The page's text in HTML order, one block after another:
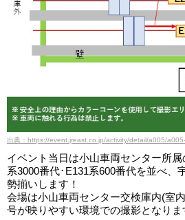
出典：https://event.jreast.co.jp/activity/detail/a005/
イベント当日は小山車両センター所
系3000番代･E131系600番代を並べ、
勢揃いします！
会場は小山車両センター交検庫内(室
号が映りやすい環境での撮影となりま